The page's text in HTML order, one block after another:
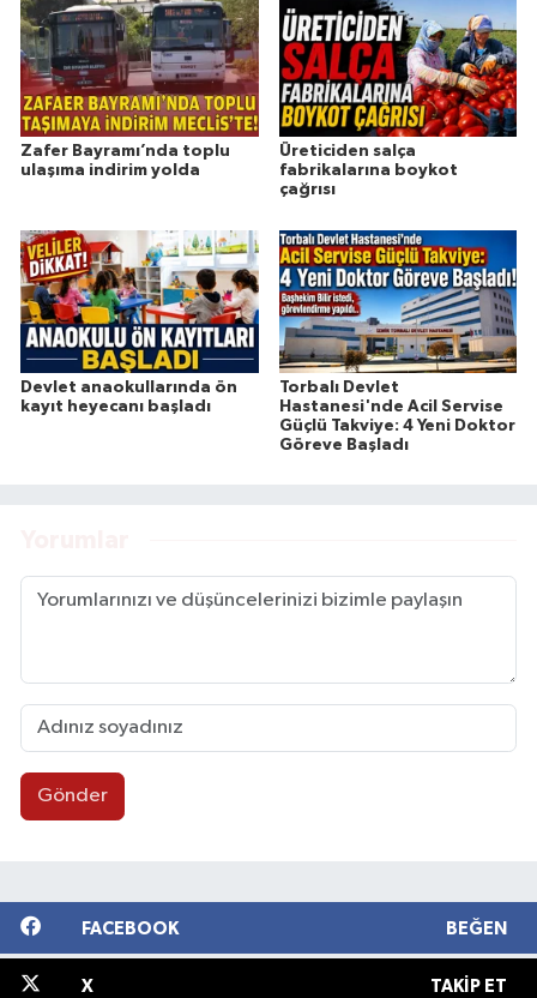
Zafer Bayramı’nda toplu
ulaşıma indirim yolda
Üreticiden salça
fabrikalarına boykot
çağrısı
Devlet anaokullarında ön
kayıt heyecanı başladı
Torbalı Devlet
Hastanesi'nde Acil Servise
Güçlü Takviye: 4 Yeni Doktor
Göreve Başladı
Gönder
FACEBOOK BEĞEN
X TAKIP ET